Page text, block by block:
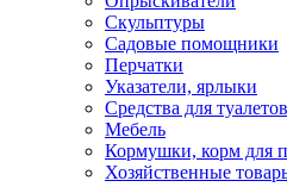
Скульптуры
Садовые помощники
Перчатки
Указатели, ярлыки
Средства для
Мебель
Кормушки, корм для
Хозяйственные